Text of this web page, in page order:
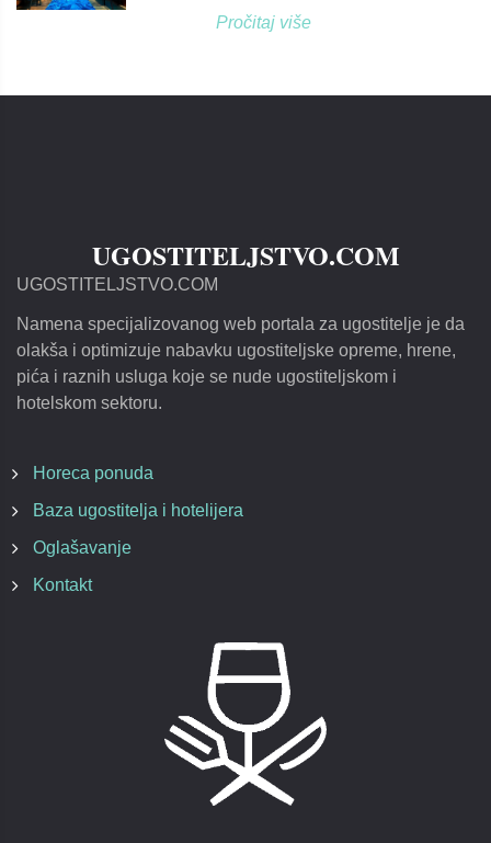
Pročitaj više
UGOSTITELJSTVO.COM
UGOSTITELJSTVO.COM
Namena specijalizovanog web portala za ugostitelje je da
olakša i optimizuje nabavku ugostiteljske opreme, hrene,
pića i raznih usluga koje se nude ugostiteljskom i
hotelskom sektoru.
Horeca ponuda
Baza ugostitelja i hotelijera
Oglašavanje
Kontakt